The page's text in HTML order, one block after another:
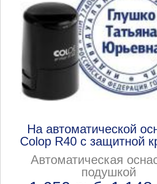
На автоматической
Colop R40 с защитной
Автоматическая
подушкой